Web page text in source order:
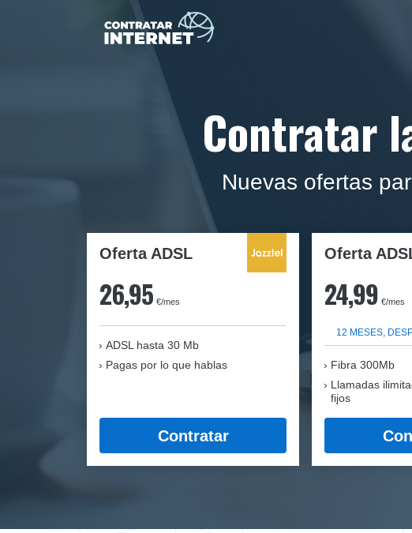
Contratar
Nuevas ofertas
Oferta ADSL
26,95 €/mes
ADSL hasta 30 Mb
Pagas por lo que hablas
Contratar
Oferta
24,99 €/mes
12 MESES,
Fibra 300Mb
Llamadas
fijos